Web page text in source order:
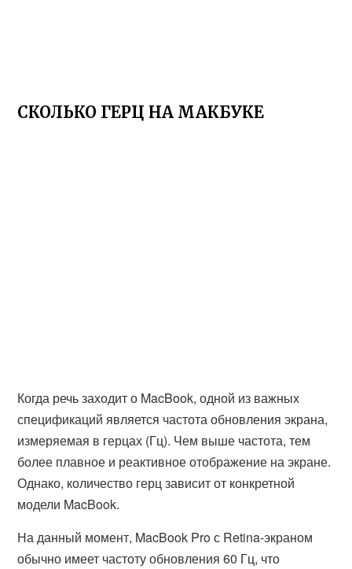
СКОЛЬКО ГЕРЦ НА МАКБУКЕ
Когда речь заходит о MacBook, одной из важных
спецификаций является частота обновления экрана,
измеряемая в герцах (Гц). Чем выше частота, тем
более плавное и реактивное отображение на экране.
Однако, количество герц зависит от конкретной
модели MacBook.
На данный момент, MacBook Pro с Retina-экраном
обычно имеет частоту обновления 60 Гц, что